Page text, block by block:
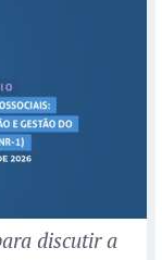
discutir a